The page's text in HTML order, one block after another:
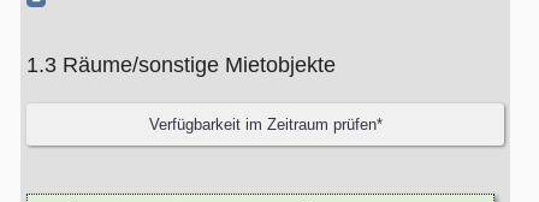
1.3 Räume/sonstige Mietobjekte